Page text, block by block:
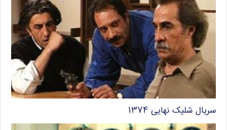
سریال شلیک نهایی ۱۳۷۴